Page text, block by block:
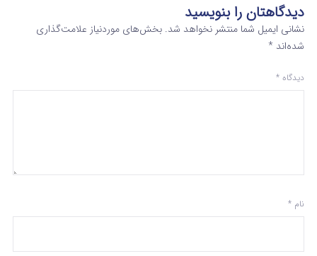
دیدگاهتان را بنویسید
نشانی ایمیل شما منتشر نخواهد شد. بخش‌های موردنیاز علامت‌گذاری
شده‌اند *
دیدگاه *
نام *